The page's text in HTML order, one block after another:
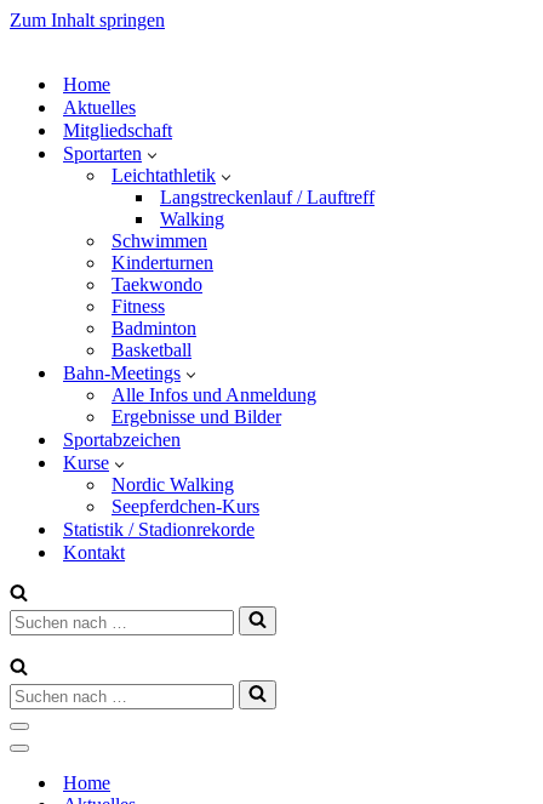
Zum Inhalt springen
Home
Aktuelles
Mitgliedschaft
Sportarten
Leichtathletik
Langstreckenlauf / Lauftreff
Walking
Schwimmen
Kinderturnen
Taekwondo
Fitness
Badminton
Basketball
Bahn-Meetings
Alle Infos und Anmeldung
Ergebnisse und Bilder
Sportabzeichen
Kurse
Nordic Walking
Seepferdchen-Kurs
Statistik / Stadionrekorde
Kontakt
Suchen
nach …
Suchen
nach …
Navigationsmenü
Navigationsmenü
Home